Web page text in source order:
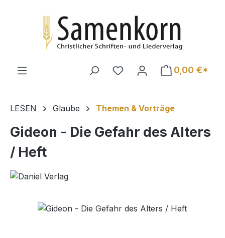
0,00 €*
LESEN Glaube Themen & Vorträge
Gideon - Die Gefahr des Alters
/ Heft
Bildergalerie überspringen